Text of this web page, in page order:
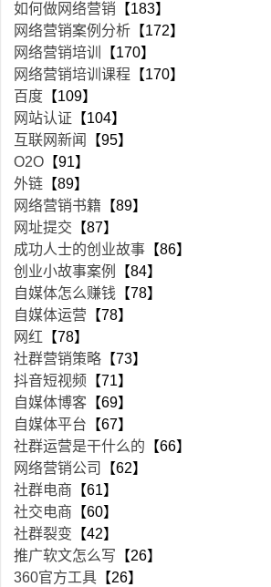
如何做网络营销 【183】
网络营销案例分析 【172】
网络营销培训
【170】
网络营销培训课程 【170】
百度 【109】
网站认证 【104】
互联网新闻
【95】
O2O 【91】
外链 【89】
网络营销书籍 【89】
网址提交 【87】
成功人士的创业故事 【86】
创业小故事案例
【84】
自媒体怎么赚钱 【78】
自媒体运营 【78】
网红 【78】
社群营销策略 【73】
抖音短视频 【71】
自媒体博客 【69】
自媒体平台 【67】
社群运营是干什么的 【66】
网络营销公司
【62】
社群电商 【61】
社交电商 【60】
社群裂变 【42】
推广软文怎么写 【26】
360官方工具 【26】